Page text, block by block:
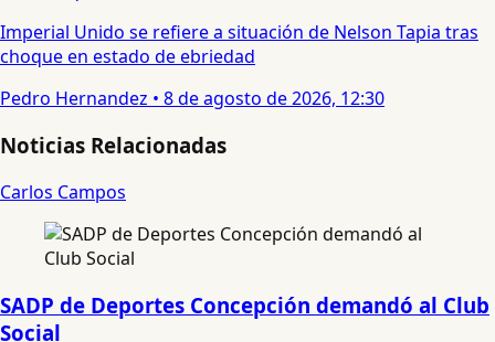
Imperial Unido se refiere a situación de Nelson Tapia tras
choque en estado de ebriedad
Pedro Hernandez • 8 de agosto de 2026, 12:30
Noticias Relacionadas
Carlos Campos
SADP de Deportes Concepción demandó al Club
Social